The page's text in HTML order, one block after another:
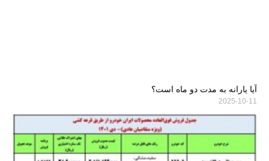
آیا یارانه به مدت دو ماه است؟
2025-10-11